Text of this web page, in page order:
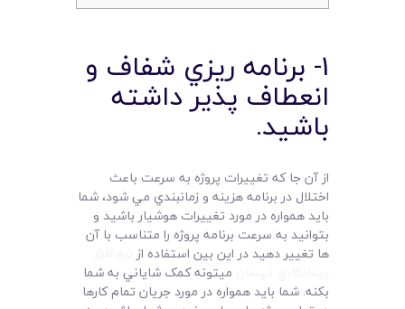
1- برنامه ريزي شفاف و
انعطاف پذير داشته
باشيد.
از آن جا که تغييرات پروژه به سرعت باعث
اختلال در برنامه هزينه و زمانبندي مي شود، شما
بايد همواره در مورد تغييرات هوشيار باشيد و
بتوانيد به سرعت برنامه پروژه را متناسب با آن
ها تغيير دهيد در اين بين استفاده از
ميتونه کمک شاياني به شما
بکنه. شما بايد همواره در مورد جريان تمام کارها